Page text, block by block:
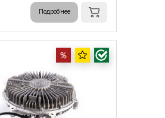
Подробнее